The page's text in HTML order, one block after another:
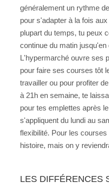
généralement un rythme
pour s'adapter à la fois
plupart du temps, tu peux
continue du matin jusqu'en
L'hypermarché ouvre ses
pour faire ses courses tôt
travailler ou pour profiter
à 21h en semaine, te
pour tes emplettes après
s'appliquent du lundi au
flexibilité. Pour les
histoire, mais on y
LES DIFFÉRENCES